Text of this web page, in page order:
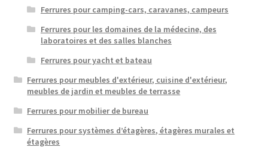
Ferrures pour camping-cars, caravanes, campeurs
Ferrures pour les domaines de la médecine, des
laboratoires et des salles blanches
Ferrures pour yacht et bateau
Ferrures pour meubles d'extérieur, cuisine d'extérieur,
meubles de jardin et meubles de terrasse
Ferrures pour mobilier de bureau
Ferrures pour systèmes d’étagères, étagères murales et
étagères